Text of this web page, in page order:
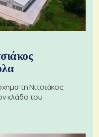
τη Νιτσιάκος
κλάδο του